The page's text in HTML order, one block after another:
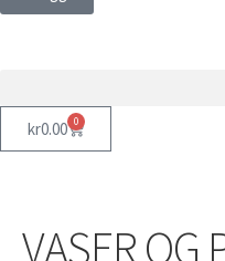
kr0.00 0
VASER OG